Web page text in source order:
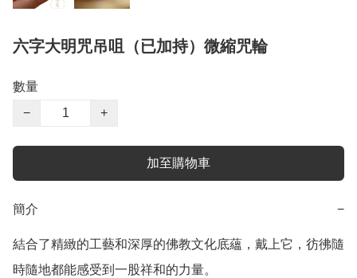
六字大明咒吊咀（已加持）微縮咒輪
數量
−
+
加至購物車
簡介 −
結合了精緻的工藝和深厚的佛教文化底蘊，戴上它，彷彿隨
時隨地都能感受到一股祥和的力量。